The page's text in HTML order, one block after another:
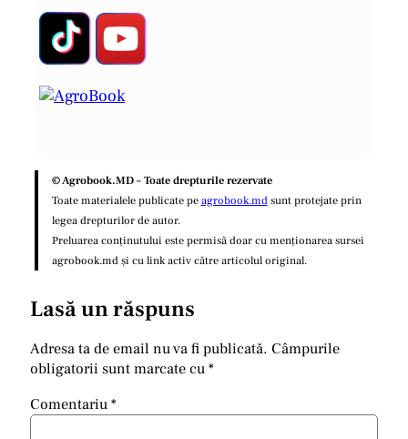
© Agrobook.MD – Toate drepturile rezervate
Toate materialele publicate peagrobook.mdsunt protejate prin
legea drepturilor de autor.
Preluarea conținutului este permisă doar cu menționarea sursei
agrobook.md și cu link activ către articolul original.
Lasă un răspuns
Adresa ta de email nu va fi publicată. Câmpurile
obligatorii sunt marcate cu*
Comentariu*